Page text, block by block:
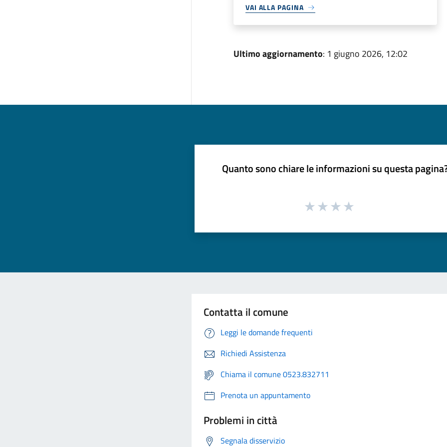
VAI ALLA PAGINA
Ultimo aggiornamento: 1 giugno 2026, 12:02
Quanto sono chiare le informazioni su questa
Contatta il comune
Leggi le domande frequenti
Richiedi Assistenza
Chiama il comune 0523.832711
Prenota un appuntamento
Problemi in città
Segnala disservizio